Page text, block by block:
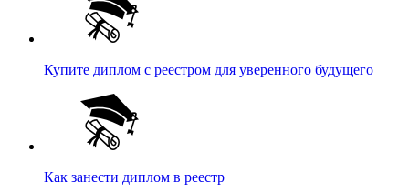
Купите диплом с реестром для уверенного будущего
Как занести диплом в реестр